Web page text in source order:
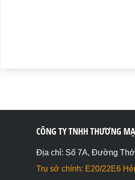
document.write("<br>");
document.write(--m); // Kết
document.write("<br>");
</script>
CÔNG TY TNHH THƯƠNG
Địa chỉ: Số 7A, Đường
Trụ sở chính: E20/22E6